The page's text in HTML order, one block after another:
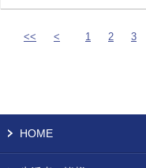
<< < 1 2 3
HOME